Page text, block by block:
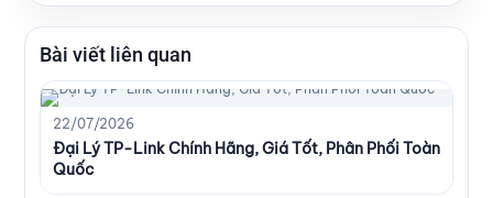
Bài viết liên quan
22/07/2026
Đại Lý TP-Link Chính Hãng, Giá Tốt, Phân Phối Toàn
Quốc